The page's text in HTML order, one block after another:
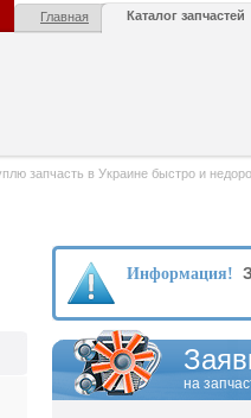
Главная Каталог запчастей
запчасть в Украине быстро и
Информация!
на